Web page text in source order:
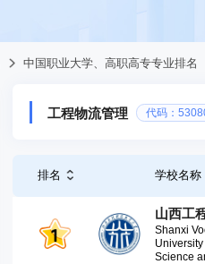
中国职业大学、高职高专专业排名
工程物流管理 代码：
排名 学校名称
山西工
Shanxi
Science